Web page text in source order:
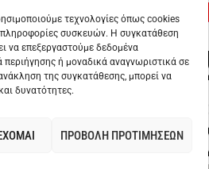
τεχνολογίες όπως cookies
συσκευών. Η συγκατάθεση
να επεξεργαστούμε δεδομένα
ή μοναδικά αναγνωριστικά σε
της συγκατάθεσης, μπορεί να
δυνατότητες.
ΠΡΟΒΟΛΗ ΠΡΟΤΙΜΗΣΕΩΝ
ΕΠΙΣΗΣ